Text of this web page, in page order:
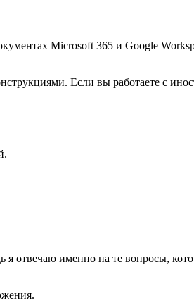
Microsoft 365 и Google
Если вы работаете с
я отвечаю именно на те вопросы,